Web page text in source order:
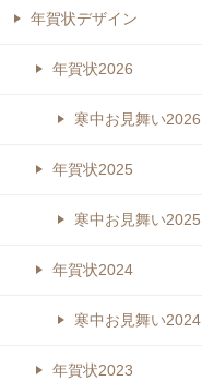
年賀状デザイン
年賀状2026
寒中お見舞い2026
年賀状2025
寒中お見舞い2025
年賀状2024
寒中お見舞い2024
年賀状2023